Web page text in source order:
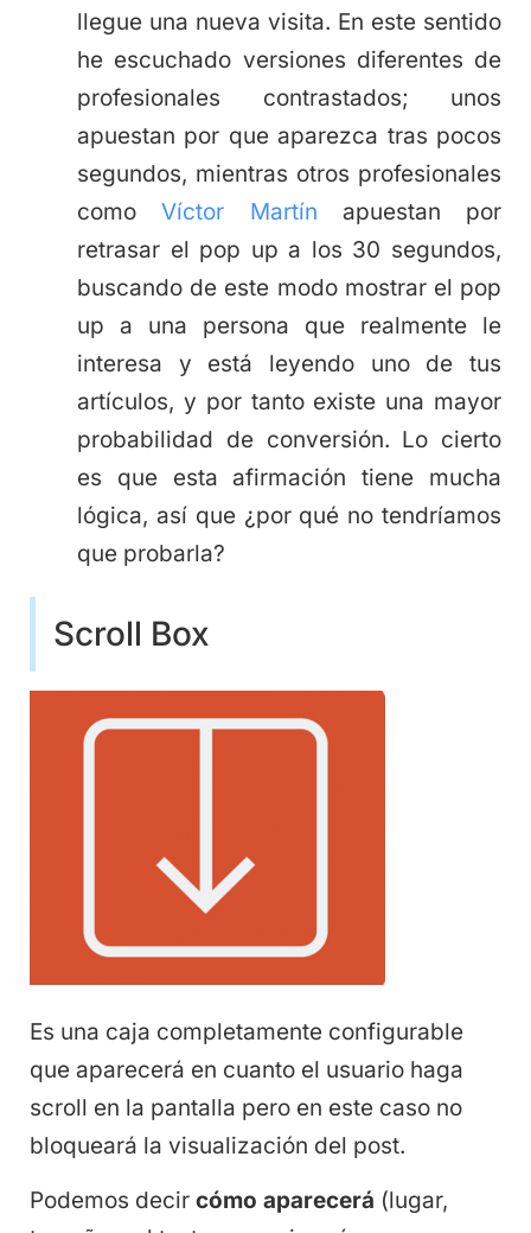
llegue una nueva visita. En este sentido
he escuchado versiones diferentes de
profesionales contrastados; unos
apuestan por que aparezca tras pocos
segundos, mientras otros profesionales
comoVíctor Martín apuestan por
retrasar el pop up a los 30 segundos,
buscando de este modo mostrar el pop
up a una persona que realmente le
interesa y está leyendo uno de tus
artículos, y por tanto existe una mayor
probabilidad de conversión. Lo cierto
es que esta afirmación tiene mucha
lógica, así que ¿por qué no tendríamos
que probarla?
Scroll Box
Es una caja completamente configurable
que aparecerá en cuanto el usuario haga
scroll en la pantalla pero en este caso no
bloqueará la visualización del post.
Podemos decir cómo aparecerá (lugar,